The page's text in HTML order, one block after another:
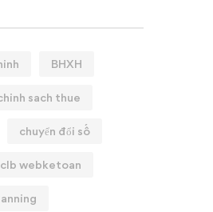
BHXH
sach thue
chuyển đổi số
clb webketoan